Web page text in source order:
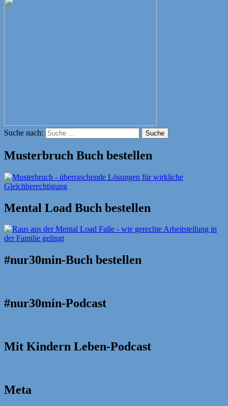
Suche nach: Suche
Musterbruch Buch bestellen
Mental Load Buch bestellen
#nur30min-Buch bestellen
#nur30min-Podcast
Mit Kindern Leben-Podcast
Meta